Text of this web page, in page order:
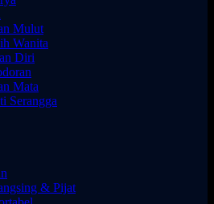
Mulut
Wanita
Diri
Mata
Serangga
& Pijat